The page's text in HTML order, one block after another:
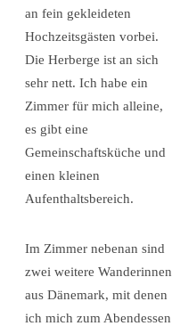
an fein gekleideten
Hochzeitsgästen vorbei.
Die Herberge ist an sich
sehr nett. Ich habe ein
Zimmer für mich alleine,
es gibt eine
Gemeinschaftsküche und
einen kleinen
Aufenthaltsbereich.
Im Zimmer nebenan sind
zwei weitere Wanderinnen
aus Dänemark, mit denen
ich mich zum Abendessen